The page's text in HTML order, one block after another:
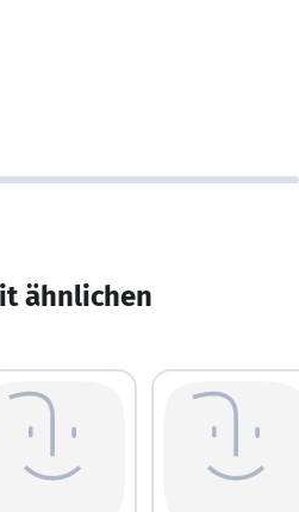
ähnlichen